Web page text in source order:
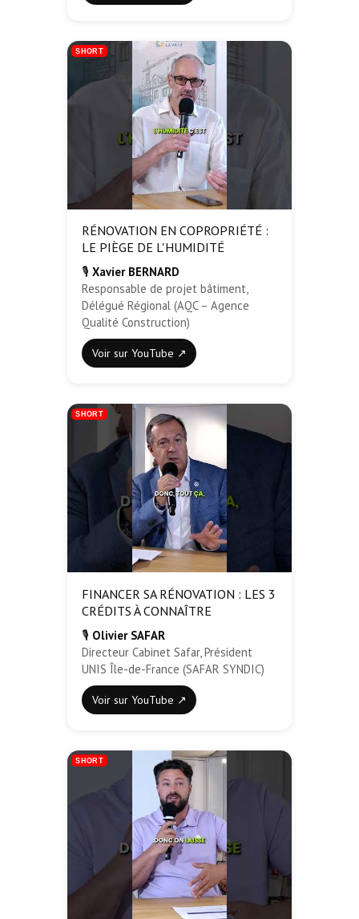
SHORT
RÉNOVATION EN COPROPRIÉTÉ :
LE PIÈGE DE L'HUMIDITÉ
🎙️ Xavier BERNARD
Responsable de projet bâtiment,
Délégué Régional (AQC – Agence
Qualité Construction)
Voir sur YouTube ↗
SHORT
FINANCER SA RÉNOVATION : LES 3
CRÉDITS À CONNAÎTRE
🎙️ Olivier SAFAR
Directeur Cabinet Safar, Président
UNIS Île-de-France (SAFAR SYNDIC)
Voir sur YouTube ↗
SHORT